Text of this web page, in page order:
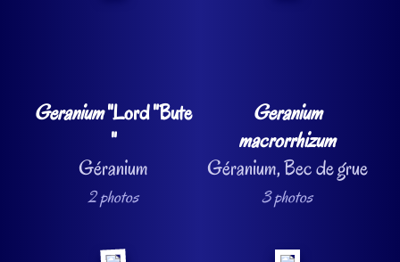
Geranium"Lord "Bute
"
Géranium
2 photos
Geranium
macrorrhizum
Géranium, Bec de grue
3 photos